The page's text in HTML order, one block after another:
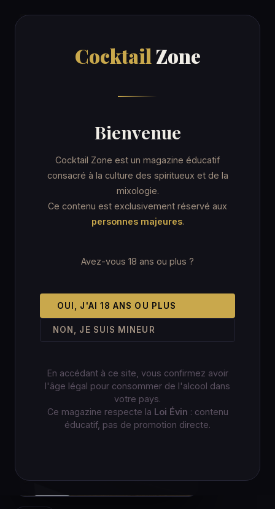
Cocktail Zone
Bienvenue
Cocktail Zone est un magazine éducatif
consacré à la culture des spiritueux et de la
mixologie.
Ce contenu est exclusivement réservé aux
personnes majeures.
Avez-vous 18 ans ou plus ?
OUI, J'AI 18 ANS OU PLUS
NON, JE SUIS MINEUR
En accédant à ce site, vous confirmez avoir
l'âge légal pour consommer de l'alcool dans
votre pays.
Ce magazine respecte la Loi Évin : contenu
éducatif, pas de promotion directe.
CocktailZone
Snowday
13 min Verre Collins ★★★ Avancé